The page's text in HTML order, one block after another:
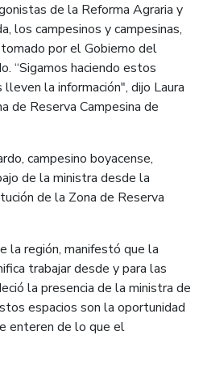
de la Reforma Agraria y
los campesinos y campesinas,
por el Gobierno del
“Sigamos haciendo estos
la información", dijo Laura
de Reserva Campesina de
campesino boyacense,
de la ministra desde la
de la Zona de Reserva
la región, manifestó que la
trabajar desde y para las
la presencia de la ministra de
espacios son la oportunidad
enteren de lo que el